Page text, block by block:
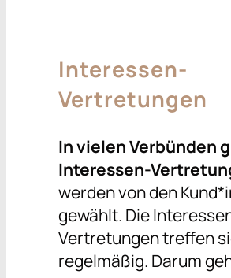
Interessen-
Vertretungen
In vielen Verbünden
Interessen-
werden von den
gewählt. Die
Vertretungen treffen
regelmäßig. Darum